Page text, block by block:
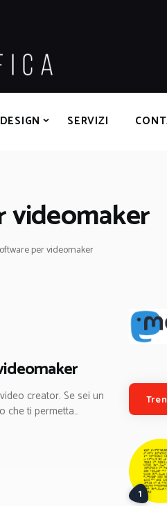
SERVIZI
videomaker
per videomaker
creator. Se sei un
che ti permetta…